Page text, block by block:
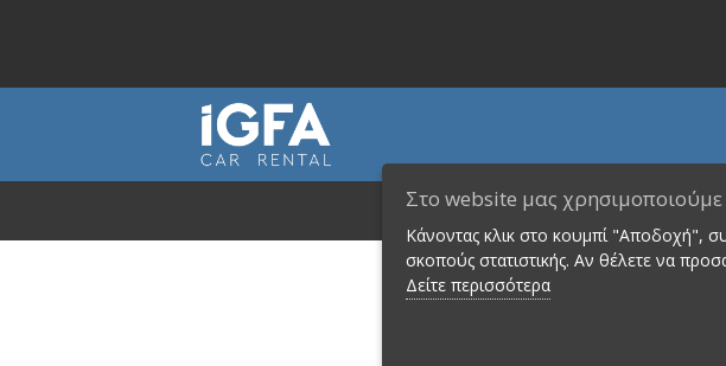
©2026 IGFA Car Rental| All
Στο website μας
Κάνοντας κλικ στο κουμπί "Αποδοχή",
σκοπούς στατιστικής. Αν θέλετε να
Δείτε περισσότερα